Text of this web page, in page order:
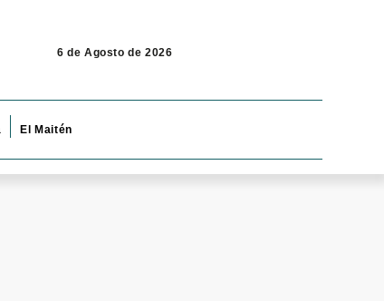
6 de Agosto de 2026
El Maitén